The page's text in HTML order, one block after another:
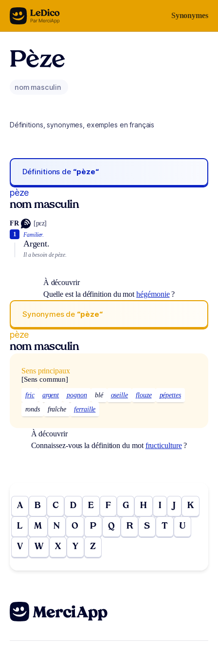
Aller au contenu Synonymes
Pèze
nom masculin
Définitions, synonymes, exemples en français
Définitions de “pèze“
pèze
nom masculin
FR [pɛz]
Familier.
Argent.
1
Il a besoin de pèze.
À découvrir
Quelle est la définition du mothégémonie?
Synonymes de “pèze“
pèze
nom masculin
Sens principaux
[Sens commun]
fric argent pognon blé oseille flouze
pépettes
ronds
fraîche ferraille
À découvrir
Connaissez-vous la définition du mot fructiculture?
A B C D E F G H I J K
L M N O P Q R S T U
V W X Y Z